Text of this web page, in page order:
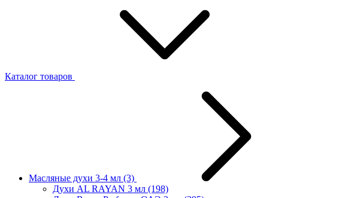
Каталог товаров
Масляные духи 3-4 мл (3)
Духи AL RAYAN 3 мл (198)